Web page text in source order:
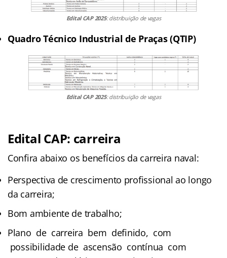
Edital CAP 2025: distribuição de vagas
Quadro Técnico Industrial de Praças (QTIP)
Edital CAP 2025: distribuição de vagas
Edital CAP: carreira
Confira abaixo os benefícios da carreira naval:
Perspectiva de crescimento profissional ao longo
da carreira;
Bom ambiente de trabalho;
Plano de carreira bem definido, com
possibilidade de ascensão contínua com